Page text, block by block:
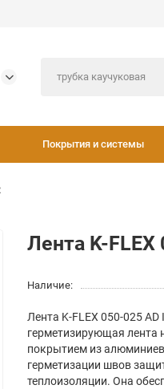
Покрытия и системы
Лента K-FLEX
Наличие:
Лента K-FLEX 050-025
герметизирующая лента
покрытием из
герметизации швов
теплоизоляции. Она